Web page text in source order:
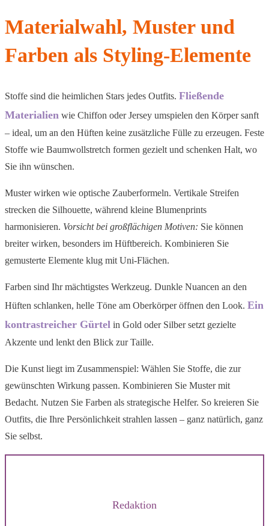
Materialwahl, Muster und
Farben als Styling-Elemente
Stoffe sind die heimlichen Stars jedes Outfits. Fließende
Materialien wie Chiffon oder Jersey umspielen den Körper sanft
– ideal, um an den Hüften keine zusätzliche Fülle zu erzeugen. Feste
Stoffe wie Baumwollstretch formen gezielt und schenken Halt, wo
Sie ihn wünschen.
Muster wirken wie optische Zauberformeln. Vertikale Streifen
strecken die Silhouette, während kleine Blumenprints
harmonisieren. Vorsicht bei großflächigen Motiven: Sie können
breiter wirken, besonders im Hüftbereich. Kombinieren Sie
gemusterte Elemente klug mit Uni-Flächen.
Farben sind Ihr mächtigstes Werkzeug. Dunkle Nuancen an den
Hüften schlanken, helle Töne am Oberkörper öffnen den Look. Ein
kontrastreicher Gürtel in Gold oder Silber setzt gezielte
Akzente und lenkt den Blick zur Taille.
Die Kunst liegt im Zusammenspiel: Wählen Sie Stoffe, die zur
gewünschten Wirkung passen. Kombinieren Sie Muster mit
Bedacht. Nutzen Sie Farben als strategische Helfer. So kreieren Sie
Outfits, die Ihre Persönlichkeit strahlen lassen – ganz natürlich, ganz
Sie selbst.
Redaktion